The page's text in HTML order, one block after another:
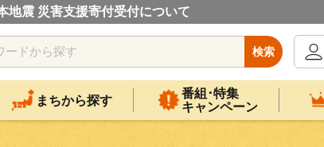
地震 災害支援寄付受付について
検索
まちから探す
番組･特集
キャンペーン